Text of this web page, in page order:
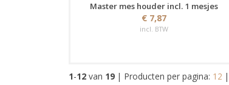
Master mes houder incl. 1 mesjes
€ 7,87
incl. BTW
1-12 van 19 | Producten per pagina: 12 |